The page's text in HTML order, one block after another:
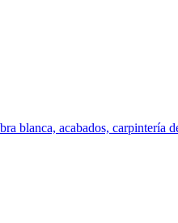
blanca, acabados, carpintería